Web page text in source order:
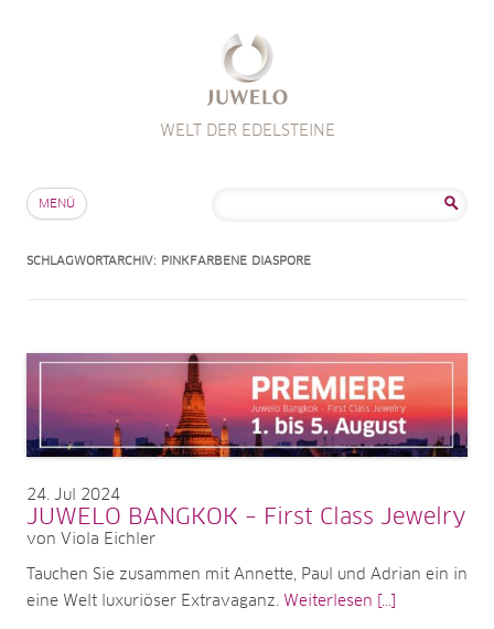
WELT DER EDELSTEINE
MENÜ
SCHLAGWORTARCHIV: PINKFARBENE DIASPORE
24 Jul 2024
JUWELO BANGKOK – First Class Jewelry
von Viola Eichler
Tauchen Sie zusammen mit Annette, Paul und Adrian ein in
eine Welt luxuriöser Extravaganz. Weiterlesen [...]